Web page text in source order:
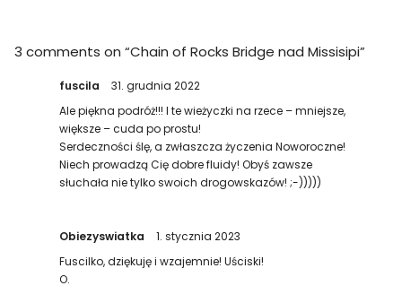
3 comments on “Chain of Rocks Bridge nad Missisipi”
fuscila
31. grudnia 2022
Ale piękna podróż!!! I te wieżyczki na rzece – mniejsze,
większe – cuda po prostu!
Serdeczności ślę, a zwłaszcza życzenia Noworoczne!
Niech prowadzą Cię dobre fluidy! Obyś zawsze
słuchała nie tylko swoich drogowskazów! ;-)))))
Obiezyswiatka
1. stycznia 2023
Fuscilko, dziękuję i wzajemnie! Uściski!
O.